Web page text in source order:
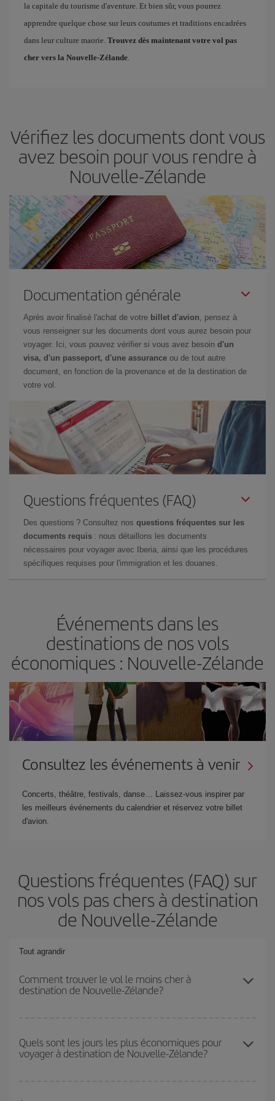
la capitale du tourisme d'aventure. Et bien sûr, vous pourrez
apprendre quelque chose sur leurs coutumes et traditions encadrées
dans leur culture maorie. Trouvez dès maintenant votre vol pas
cher vers la Nouvelle-Zélande
Vérifiez les documents dont vous
avez besoin pour vous rendre à
Nouvelle-Zélande
Documentation générale
Après avoir finalisé l'achat de votre billet d'avion , pensez à
vous renseigner sur les documents dont vous aurez besoin pour
voyager. Ici, vous pouvez vérifier si vous avez besoin d'un
visa, d'un passeport, d'une assurance ou de tout autre
document, en fonction de la provenance et de la destination de
votre vol.
Questions fréquentes (FAQ)
Des questions ? Consultez nos questions fréquentes sur les
documents requis : nous détaillons les documents
nécessaires pour voyager avec Iberia, ainsi que les procédures
spécifiques requises pour l'immigration et les douanes.
Événements dans les
destinations de nos vols
économiques : Nouvelle-Zélande
Consultez les événements à venir
Concerts, théâtre, festivals, danse… Laissez-vous inspirer par
les meilleurs événements du calendrier et réservez votre billet
d'avion.
Questions fréquentes (FAQ) sur
nos vols pas chers à destination
de Nouvelle-Zélande
Tout agrandir
Comment trouver le vol le moins cher à
destination de Nouvelle-Zélande?
bas en évitant les hautes saisons, en achetant à l'avance et en
restant flexible sur les dates et les horaires de votre aller-retour. Si
Quels sont les jours les plus économiques pour
voyager à destination de Nouvelle-Zélande?